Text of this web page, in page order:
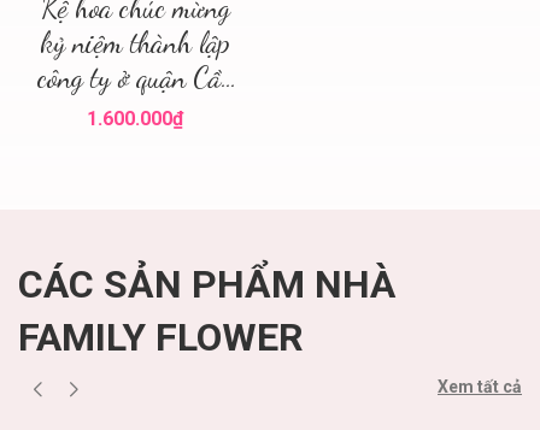
Kệ hoa chúc mừng
kỷ niệm thành lập
công ty ở quận Cầu
Giấy Hà Nội
1.600.000₫
CÁC SẢN PHẨM NHÀ
FAMILY FLOWER
Xem tất cả